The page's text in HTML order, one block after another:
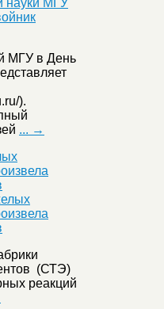
МГУ в День
).
... →
(СТЭ)
реакций